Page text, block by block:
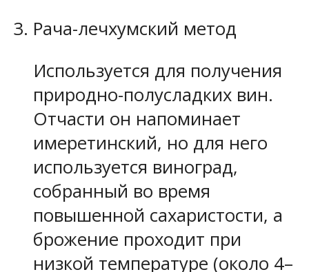
Рача-лечхумский метод
Используется для получения
природно-полусладких вин.
Отчасти он напоминает
имеретинский, но для него
используется виноград,
собранный во время
повышенной сахаристости, а
брожение проходит при
низкой температуре (около 4–